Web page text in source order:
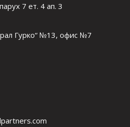
7 ет. 4 ап. 3
Гурко“ №13, офис №7